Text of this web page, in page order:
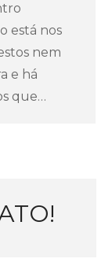
está nos
nem
e há
que…